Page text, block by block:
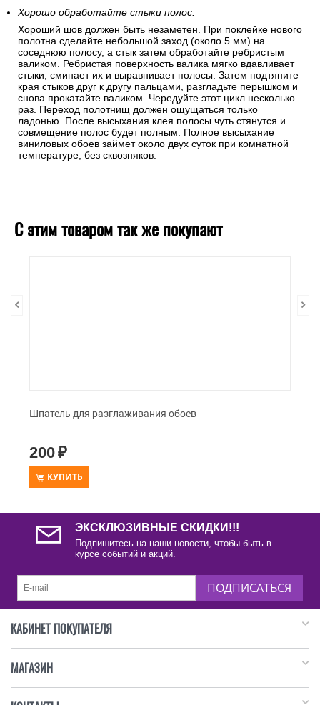
Хорошо обработайте стыки полос.
Хороший шов должен быть незаметен. При поклейке нового
полотна сделайте небольшой заход (около 5 мм) на
соседнюю полосу, а стык затем обработайте ребристым
валиком. Ребристая поверхность валика мягко вдавливает
стыки, сминает их и выравнивает полосы. Затем подтяните
края стыков друг к другу пальцами, разгладьте перышком и
снова прокатайте валиком. Чередуйте этот цикл несколько
раз. Переход полотнищ должен ощущаться только
ладонью. После высыхания клея полосы чуть стянутся и
совмещение полос будет полным. Полное высыхание
виниловых обоев займет около двух суток при комнатной
температуре, без сквозняков.
С этим товаром так же покупают
Шпатель для разглаживания обоев
200₽
КУПИТЬ
ЭКСКЛЮЗИВНЫЕ СКИДКИ!!!
Подпишитесь на наши новости, чтобы быть в
курсе событий и акций.
ПОДПИСАТЬСЯ
КАБИНЕТ ПОКУПАТЕЛЯ
МАГАЗИН